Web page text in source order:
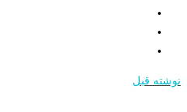
نوشته قبل